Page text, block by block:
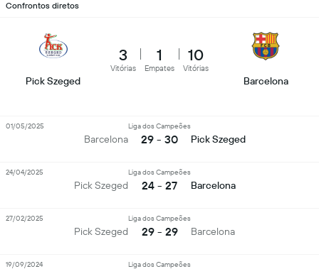
Confrontos diretos
Pick Szeged
3
Vitórias
1
Empates
10
Vitórias
Barcelona
Barcelona
Liga dos Campeões
29 - 30 Pick Szeged
01/05/2025
Pick Szeged
Liga dos Campeões
24 - 27 Barcelona
24/04/2025
Pick Szeged
Liga dos Campeões
29 - 29 Barcelona
27/02/2025
Liga dos Campeões
19/09/2024